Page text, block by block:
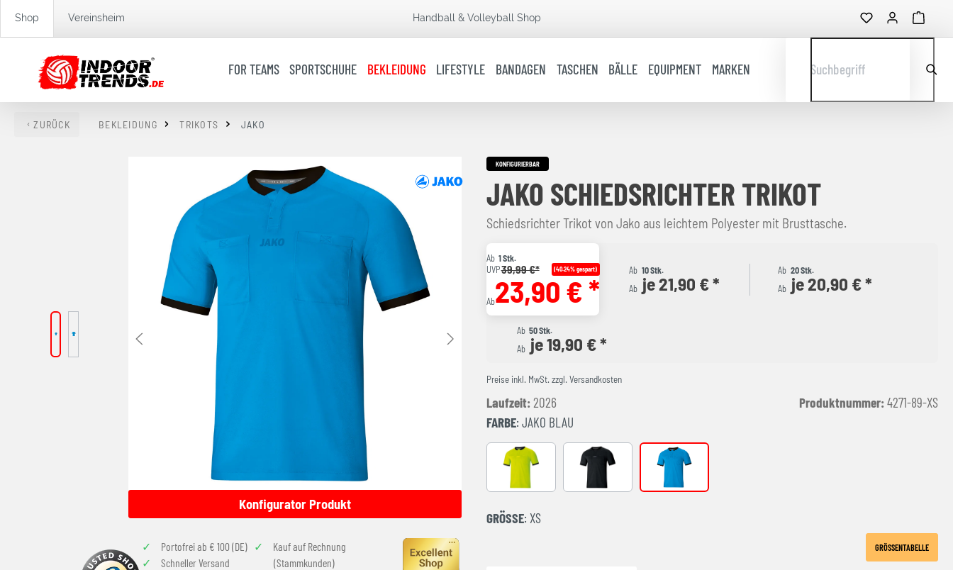
Zur Hauptnavigation springen
Shop Vereinsheim Handball & Volleyball Shop
FOR TEAMS SPORTSCHUHE BEKLEIDUNG LIFESTYLE BANDAGEN TASCHEN BÄLLE EQUIPMENT MARKEN Suchbegriff
ZURÜCK BEKLEIDUNG TRIKOTS JAKO
Konfigurator Produkt
Portofrei ab € 100 (DE)
Schneller Versand
Kauf auf Rechnung
(Stammkunden)
KONFIGURIERBAR
JAKO SCHIEDSRICHTER TRIKOT
Schiedsrichter Trikot von Jako aus leichtem Polyester mit Brusttasche.
Ab 1 Stk.
UVP39,99 €* (40.24% gespart)
Ab23,90 € *
Ab 10 Stk.
Ab je 21,90 € *
Ab 20 Stk.
Ab je 20,90 € *
Ab 50 Stk.
Ab je 19,90 € *
Preise inkl. MwSt. zzgl. Versandkosten
Laufzeit: 2026 Produktnummer: 4271-89-XS
FARBE: JAKO BLAU
GRÖSSE : XS
GRÖSSENTABELLE